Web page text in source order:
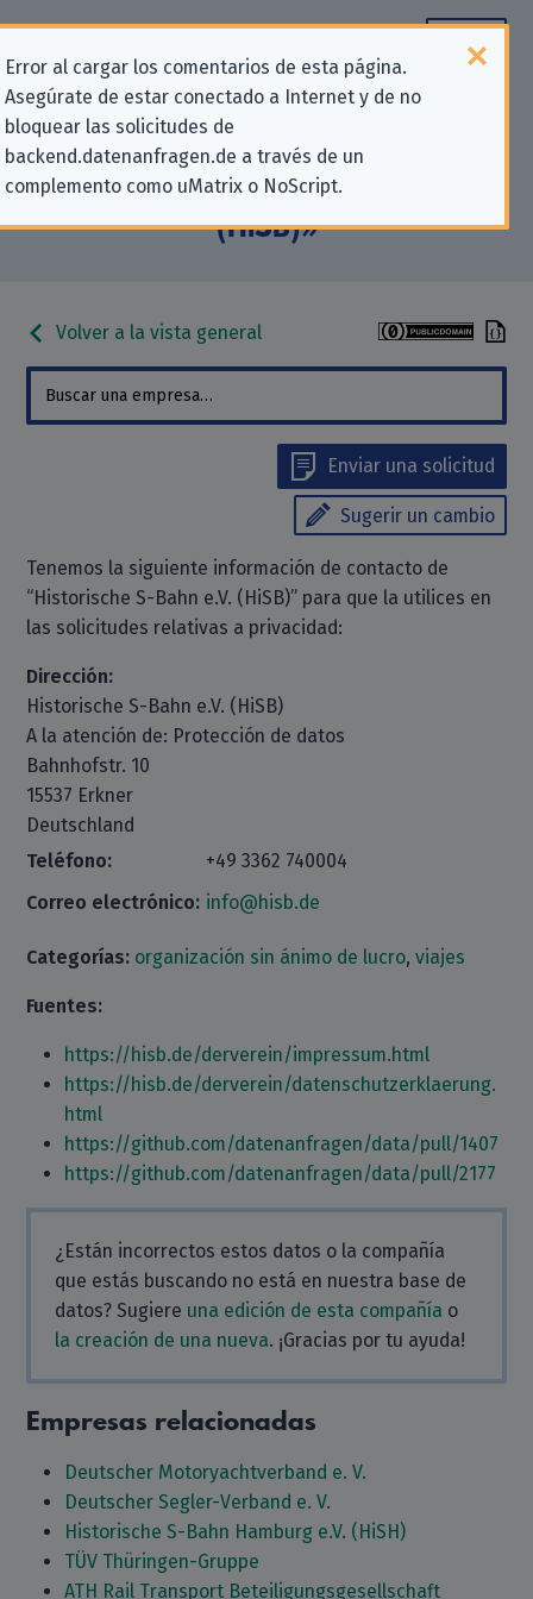
Error al cargar los comentarios de esta página.
Asegúrate de estar conectado a Internet y de no
bloquear las solicitudes de
backend.datenanfragen.de a través de un
complemento como uMatrix o NoScript.
Información de contacto para
solicitudes relativas a la privacidad
para «Historische S-Bahn e.V.
(HiSB)»
Volver a la vista general
Enviar una solicitud
Sugerir un cambio
Tenemos la siguiente información de contacto de
“Historische S-Bahn e.V. (HiSB)” para que la utilices en
las solicitudes relativas a privacidad:
Dirección:
Historische S-Bahn e.V. (HiSB)
A la atención de: Protección de datos
Bahnhofstr. 10
15537 Erkner
Deutschland
Teléfono:
+49 3362 740004
Correo electrónico: info@hisb.de
Categorías: organización sin ánimo de lucro,viajes
Fuentes:
https://hisb.de/derverein/impressum.html
https://hisb.de/derverein/datenschutzerklaerung.
html
https://github.com/datenanfragen/data/pull/1407
https://github.com/datenanfragen/data/pull/2177
¿Están incorrectos estos datos o la compañía
que estás buscando no está en nuestra base de
datos? Sugiere una edición de esta compañía o
la creación de una nueva. ¡Gracias por tu ayuda!
Empresas relacionadas
Deutscher Motoryachtverband e. V.
Deutscher Segler-Verband e. V.
Historische S-Bahn Hamburg e.V. (HiSH)
TÜV Thüringen-Gruppe
ATH Rail Transport Beteiligungsgesellschaft